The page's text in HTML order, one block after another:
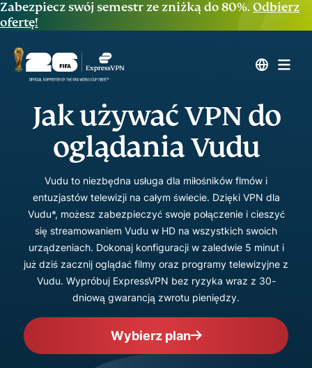
Zabezpiecz swój semestr ze zniżką do 80%.Odbierz
ofertę!
Jak używać VPN do
oglądania Vudu
Vudu to niezbędna usługa dla miłośników flmów i
entuzjastów telewizji na całym świecie. Dzięki VPN dla
Vudu*, możesz zabezpieczyć swoje połączenie i cieszyć
się streamowaniem Vudu w HD na wszystkich swoich
urządzeniach. Dokonaj konfiguracji w zaledwie 5 minut i
już dziś zacznij oglądać filmy oraz programy telewizyjne z
Vudu. Wypróbuj ExpressVPN bez ryzyka wraz z 30-
dniową gwarancją zwrotu pieniędzy.
Wybierz plan